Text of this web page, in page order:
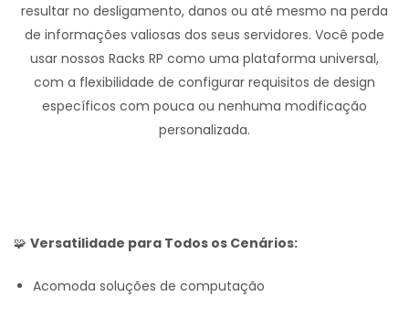
resultar no desligamento, danos ou até mesmo na perda
de informações valiosas dos seus servidores. Você pode
usar nossos Racks RP como uma plataforma universal,
com a flexibilidade de configurar requisitos de design
específicos com pouca ou nenhuma modificação
personalizada.
🧩 Versatilidade para Todos os Cenários:
Acomoda soluções de computação